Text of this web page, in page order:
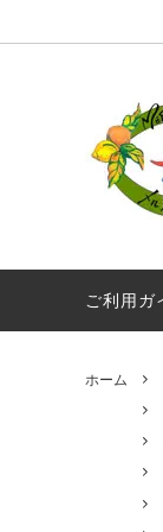
オリ
メー
真夜
毎月
シン
ご利用ガ
ホーム